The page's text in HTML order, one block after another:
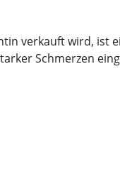
verkauft wird, ist
Schmerzen